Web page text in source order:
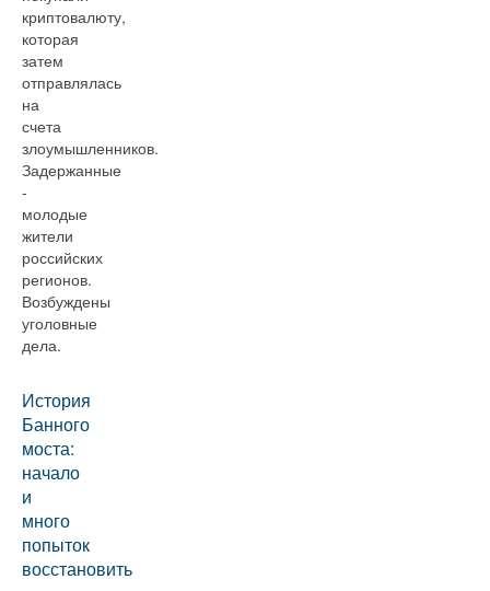
криптовалюту,
которая
затем
отправлялась
на
счета
злоумышленников.
Задержанные
-
молодые
жители
российских
регионов.
Возбуждены
уголовные
дела.
История
Банного
моста:
начало
и
много
попыток
восстановить